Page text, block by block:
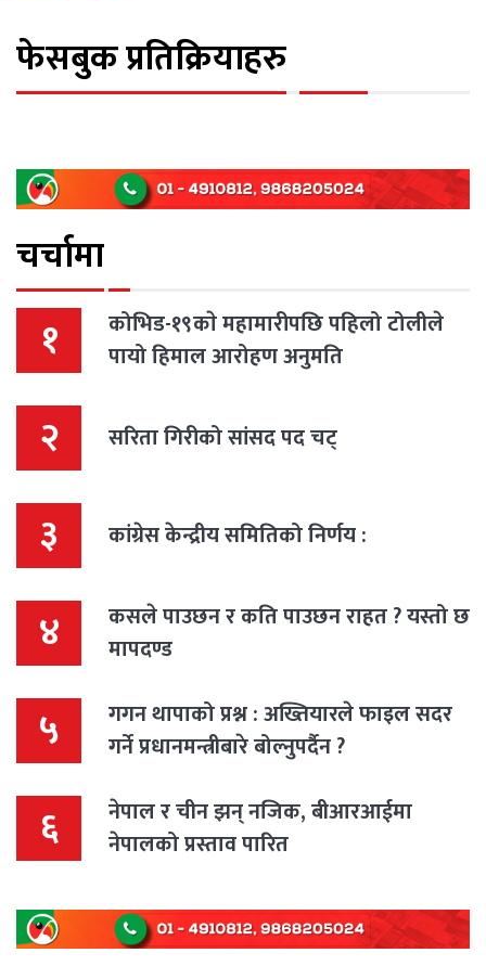
फेसबुक प्रतिक्रियाहरु
चर्चामा
१
कोभिड-१९काे महामारीपछि पहिलो टोलीले
पायो हिमाल आरोहण अनुमति
२ सरिता गिरीको सांसद पद चट्
३ कांग्रेस केन्द्रीय समितिको निर्णय :
४
कसले पाउछन र कति पाउछन राहत ? यस्तो छ
मापदण्ड
५
गगन थापाको प्रश्न : अख्तियारले फाइल सदर
गर्ने प्रधानमन्त्रीबारे बोल्नुपर्दैन ?
६
नेपाल र चीन झन् नजिक, बीआरआईमा
नेपालको प्रस्ताव पारित